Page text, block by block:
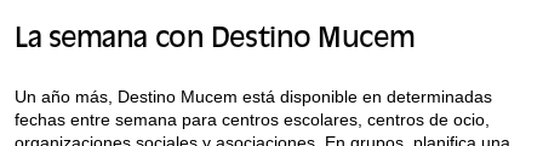
La semana con Destino Mucem
Un año más, Destino Mucem está disponible en determinadas
fechas entre semana para centros escolares, centros de ocio,